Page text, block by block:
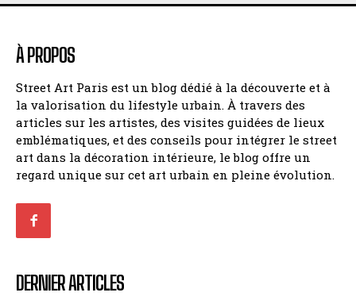
À PROPOS
Street Art Paris est un blog dédié à la découverte et à
la valorisation du lifestyle urbain. À travers des
articles sur les artistes, des visites guidées de lieux
emblématiques, et des conseils pour intégrer le street
art dans la décoration intérieure, le blog offre un
regard unique sur cet art urbain en pleine évolution.
DERNIER ARTICLES